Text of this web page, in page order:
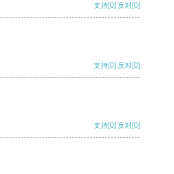
支持[0] 反对[0]
支持[0] 反对[0]
支持[0] 反对[0]